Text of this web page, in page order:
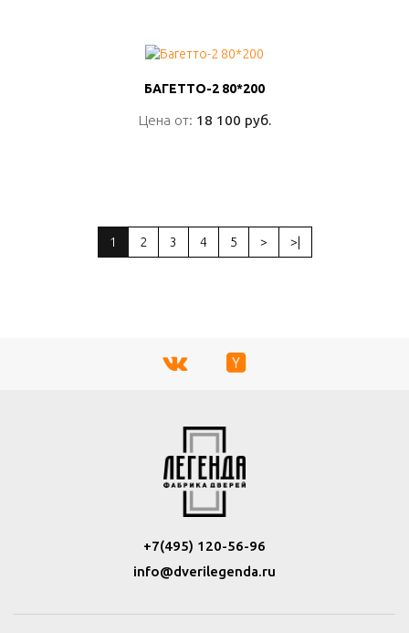
БАГЕТТО-2 80*200
Цена от: 18 100 руб.
БАГЕТТО-2 80*200
Цена от: 18 100 руб.
1 2 3 4 5 > >|
+7(495) 120-56-96
info@dverilegenda.ru